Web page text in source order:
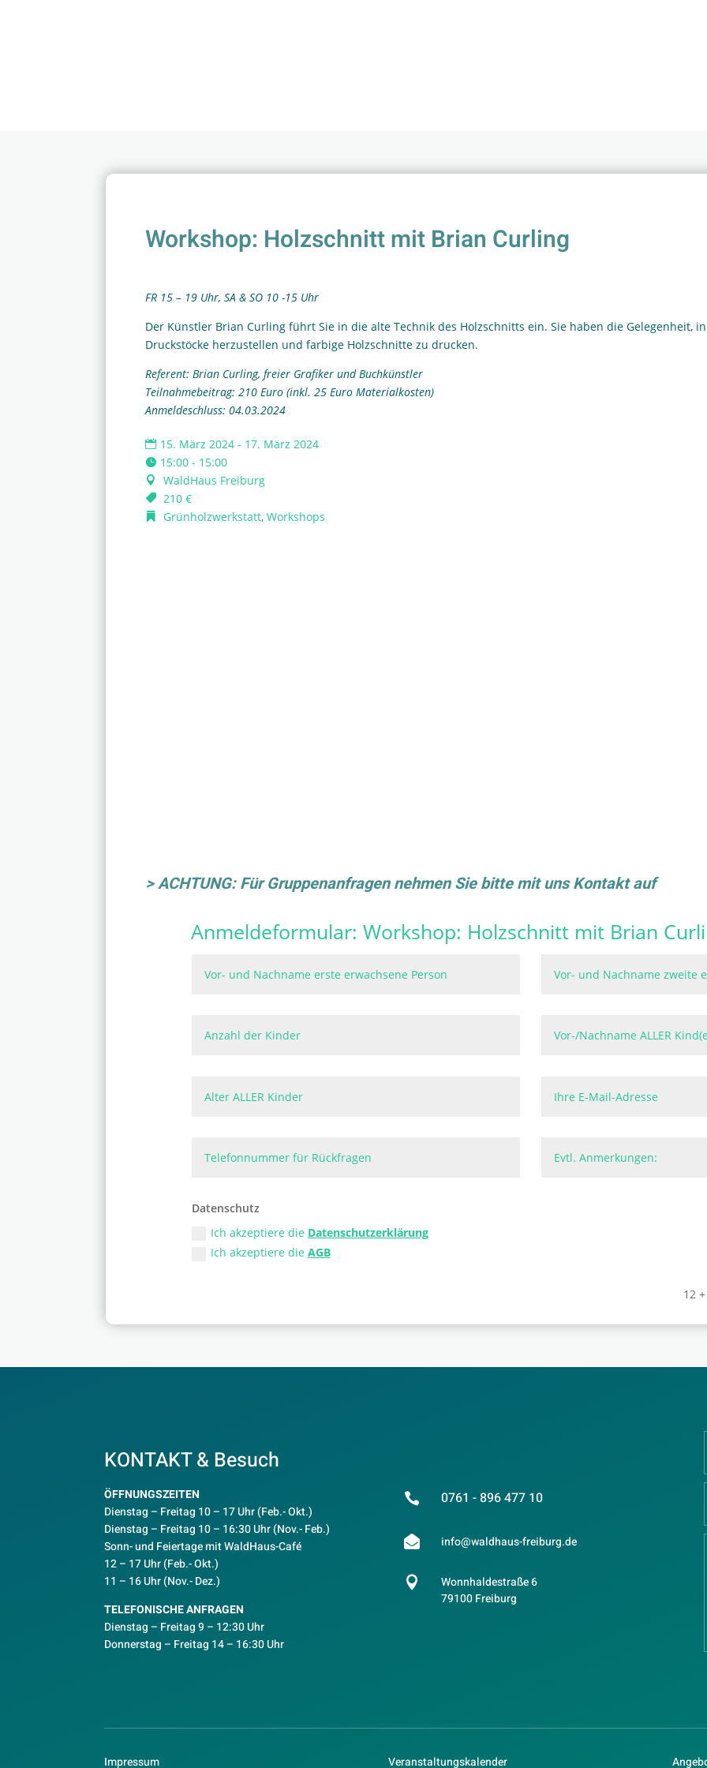
Workshop: Holzschnitt mit Brian Curling
FR 15 – 19 Uhr, SA & SO 10 -15 Uhr
Der Künstler Brian Curling führt Sie in die alte Technik des Holzschnitts ein. Sie haben die Gelegenheit,
Druckstöcke herzustellen und farbige Holzschnitte zu drucken.
Referent: Brian Curling, freier Grafiker und Buchkünstler
Teilnahmebeitrag: 210 Euro (inkl. 25 Euro Materialkosten)
Anmeldeschluss: 04.03.2024
15. März 2024 - 17. März 2024
15:00 - 15:00
WaldHaus Freiburg
210 €
Grünholzwerkstatt,Workshops
> ACHTUNG: Für Gruppenanfragen nehmen Sie bitte mit uns Kontakt auf
Anmeldeformular: Workshop: Holzschnitt mit Brian
Datenschutz
Ich akzeptiere die Datenschutzerklärung
Ich akzeptiere die AGB
12
KONTAKT & Besuch
ÖFFNUNGSZEITEN
Dienstag – Freitag 10 – 17 Uhr (Feb.- Okt.)
Dienstag – Freitag 10 – 16:30 Uhr (Nov.- Feb.)
Sonn- und Feiertage mit WaldHaus-Café
12 – 17 Uhr (Feb.- Okt.)
11 – 16 Uhr (Nov.- Dez.)
TELEFONISCHE ANFRAGEN
Dienstag – Freitag 9 – 12:30 Uhr
Donnerstag – Freitag 14 – 16:30 Uhr
 0761 - 896 477 10
 info@waldhaus-freiburg.de

Wonnhaldestraße 6
79100 Freiburg
Impressum Veranstaltungskalender